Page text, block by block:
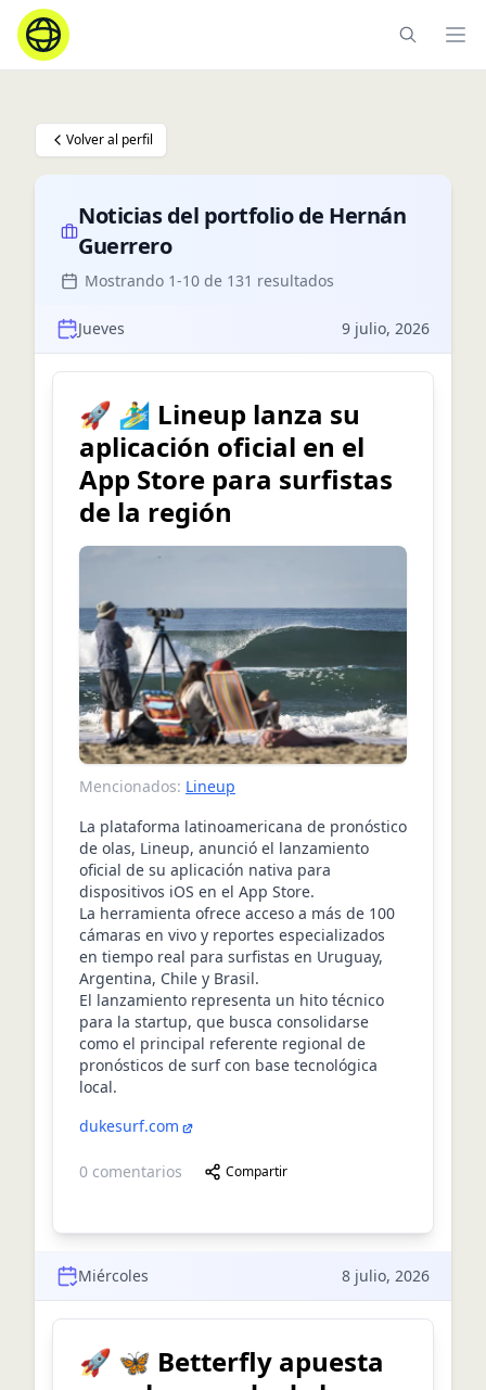
Volver al perfil
Noticias del portfolio de Hernán
Guerrero
Mostrando 1-10 de 131 resultados
Jueves 9 julio, 2026
🚀 🏄‍♂️ Lineup lanza su
aplicación oficial en el
App Store para surfistas
de la región
Mencionados: Lineup
La plataforma latinoamericana de pronóstico
de olas, Lineup, anunció el lanzamiento
oficial de su aplicación nativa para
dispositivos iOS en el App Store.
La herramienta ofrece acceso a más de 100
cámaras en vivo y reportes especializados
en tiempo real para surfistas en Uruguay,
Argentina, Chile y Brasil.
El lanzamiento representa un hito técnico
para la startup, que busca consolidarse
como el principal referente regional de
pronósticos de surf con base tecnológica
local.
dukesurf.com
0 comentarios Compartir
Miércoles 8 julio, 2026
🚀 🦋 Betterfly apuesta